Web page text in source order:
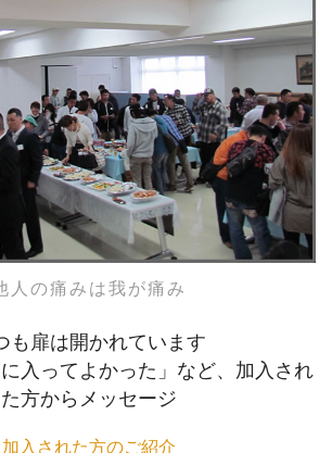
人の痛みは我が痛み
も扉は開かれています
に入ってよかった」など、加入され
た方からメッセージ
加入された方のご紹介